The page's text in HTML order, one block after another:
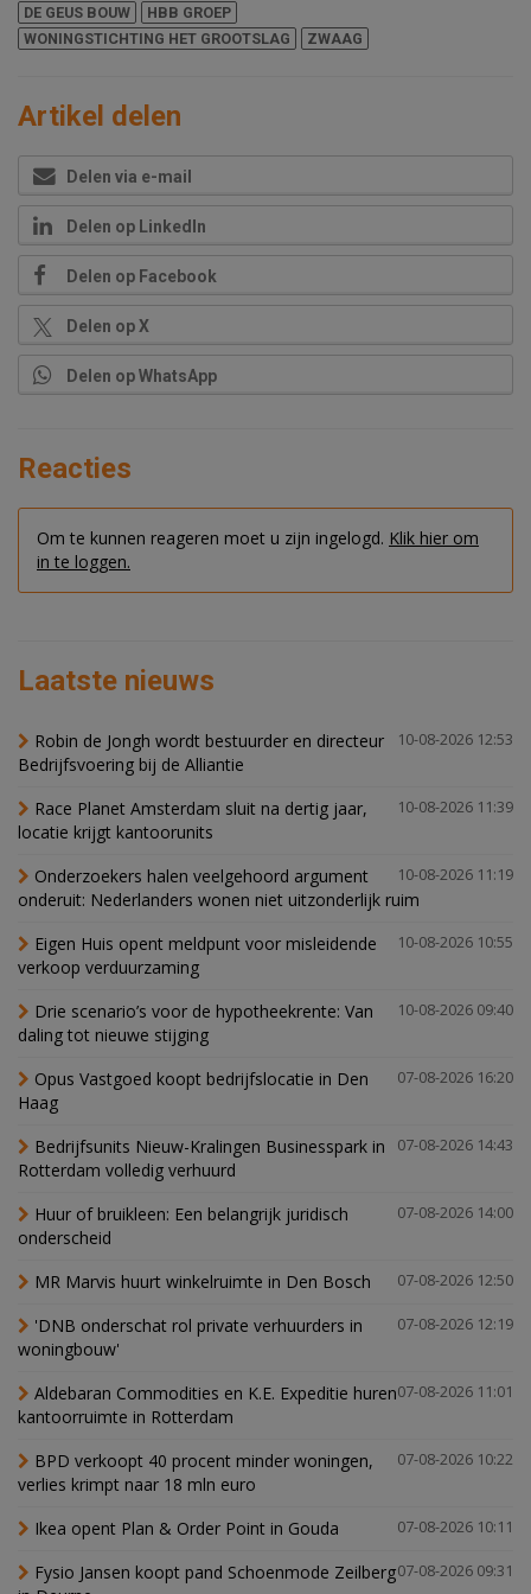
DE GEUS BOUW
HBB GROEP
WONINGSTICHTING HET GROOTSLAG
ZWAAG
Artikel delen
Delen via e-mail
Delen op LinkedIn
Delen op Facebook
Delen op X
Delen op WhatsApp
Reacties
Om te kunnen reageren moet u zijn ingelogd. Klik hier om
in te loggen.
Laatste nieuws
10-08-2026 12:53
Robin de Jongh wordt bestuurder en directeur
Bedrijfsvoering bij de Alliantie
10-08-2026 11:39
Race Planet Amsterdam sluit na dertig jaar,
locatie krijgt kantoorunits
10-08-2026 11:19
Onderzoekers halen veelgehoord argument
onderuit: Nederlanders wonen niet uitzonderlijk ruim
10-08-2026 10:55
Eigen Huis opent meldpunt voor misleidende
verkoop verduurzaming
10-08-2026 09:40
Drie scenario’s voor de hypotheekrente: Van
daling tot nieuwe stijging
07-08-2026 16:20
Opus Vastgoed koopt bedrijfslocatie in Den
Haag
07-08-2026 14:43
Bedrijfsunits Nieuw-Kralingen Businesspark in
Rotterdam volledig verhuurd
07-08-2026 14:00
Huur of bruikleen: Een belangrijk juridisch
onderscheid
07-08-2026 12:50
MR Marvis huurt winkelruimte in Den Bosch
07-08-2026 12:19
'DNB onderschat rol private verhuurders in
woningbouw'
07-08-2026 11:01
Aldebaran Commodities en K.E. Expeditie huren
kantoorruimte in Rotterdam
07-08-2026 10:22
BPD verkoopt 40 procent minder woningen,
verlies krimpt naar 18 mln euro
07-08-2026 10:11
Ikea opent Plan & Order Point in Gouda
07-08-2026 09:31
Fysio Jansen koopt pand Schoenmode Zeilberg